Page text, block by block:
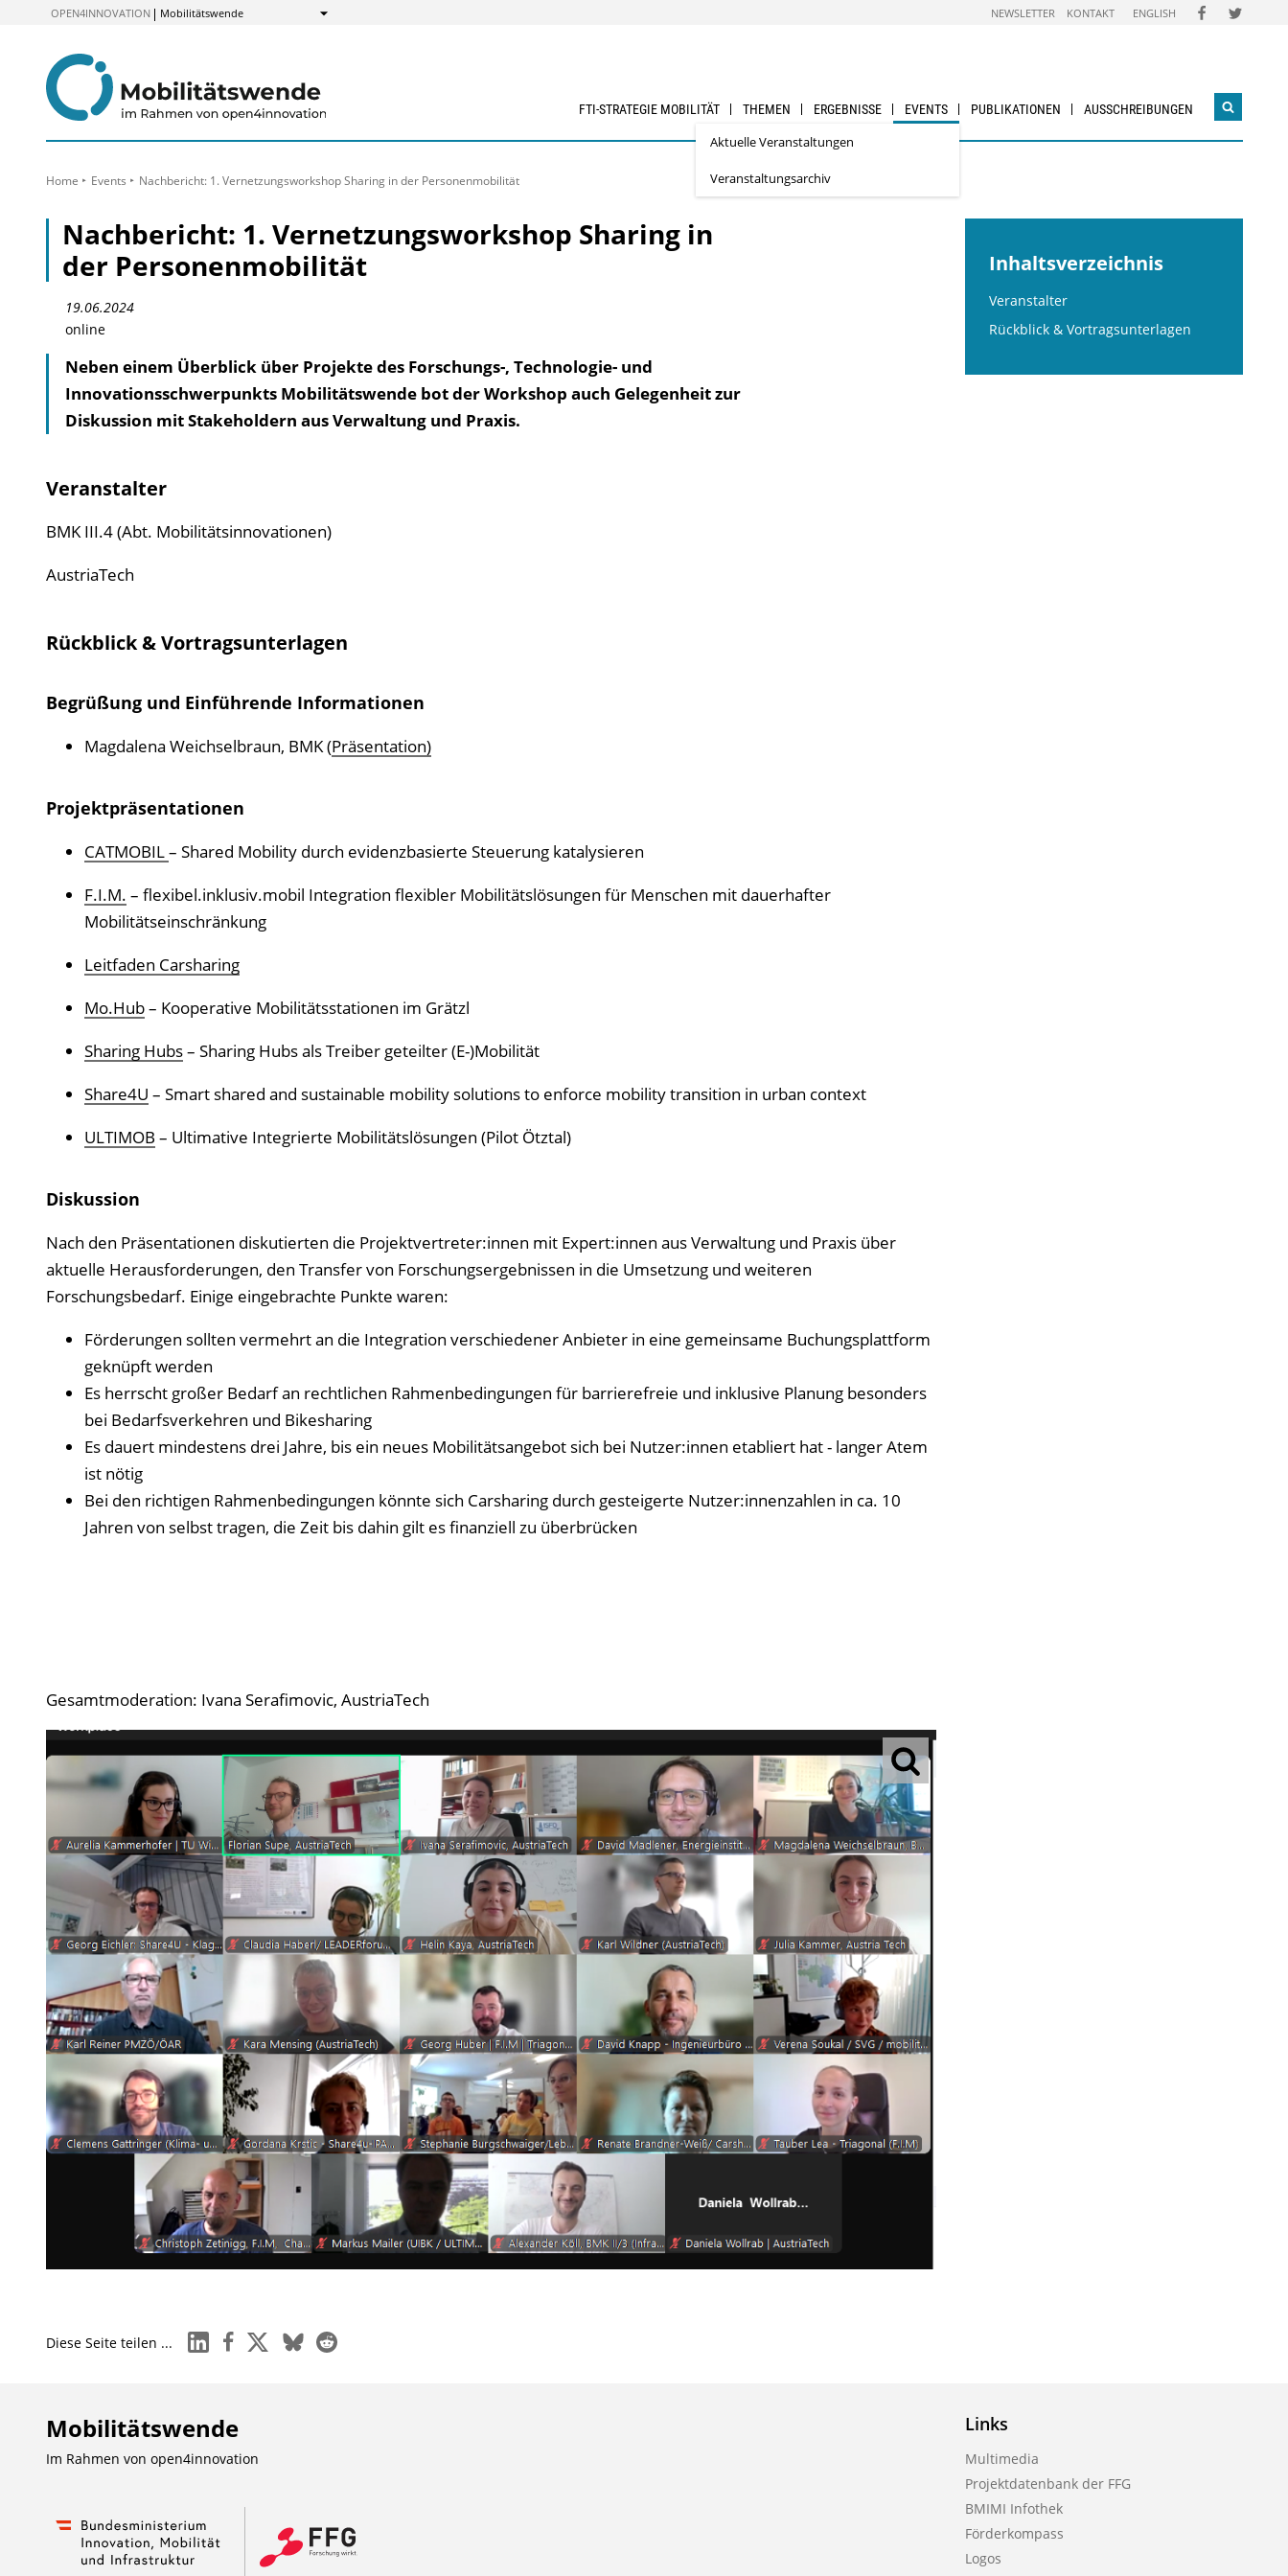
OPEN4INNOVATION Mobilitätswende
Anzeigen
NEWSLETTER KONTAKT ENGLISH FOLGEN
SIE
FOLGEN
SIE
FTI-STRATEGIE MOBILITÄT THEMEN ERGEBNISSE EVENTS
Aktuelle Veranstaltungen
Veranstaltungsarchiv
PUBLIKATIONEN AUSSCHREIBUNGEN
Home Events Nachbericht: 1. Vernetzungsworkshop Sharing in der Personenmobilität
Nachbericht: 1. Vernetzungsworkshop Sharing in
der Personenmobilität
19.06.2024
online
Neben einem Überblick über Projekte des Forschungs-, Technologie- und
Innovationsschwerpunkts Mobilitätswende bot der Workshop auch Gelegenheit zur
Diskussion mit Stakeholdern aus Verwaltung und Praxis.
Veranstalter
BMK III.4 (Abt. Mobilitätsinnovationen)
AustriaTech
Rückblick & Vortragsunterlagen
Begrüßung und Einführende Informationen
Magdalena Weichselbraun, BMK (Präsentation)
Projektpräsentationen
CATMOBIL– Shared Mobility durch evidenzbasierte Steuerung katalysieren
F.I.M. – flexibel.inklusiv.mobil Integration flexibler Mobilitätslösungen für Menschen mit dauerhafter
Mobilitätseinschränkung
Leitfaden Carsharing
Mo.Hub– Kooperative Mobilitätsstationen im Grätzl
Sharing Hubs– Sharing Hubs als Treiber geteilter (E-)Mobilität
Share4U – Smart shared and sustainable mobility solutions to enforce mobility transition in urban context
ULTIMOB – Ultimative Integrierte Mobilitätslösungen (Pilot Ötztal)
Diskussion
Nach den Präsentationen diskutierten die Projektvertreter:innen mit Expert:innen aus Verwaltung und Praxis über
aktuelle Herausforderungen, den Transfer von Forschungsergebnissen in die Umsetzung und weiteren
Forschungsbedarf. Einige eingebrachte Punkte waren:
Förderungen sollten vermehrt an die Integration verschiedener Anbieter in eine gemeinsame Buchungsplattform
geknüpft werden
Es herrscht großer Bedarf an rechtlichen Rahmenbedingungen für barrierefreie und inklusive Planung besonders
bei Bedarfsverkehren und Bikesharing
Es dauert mindestens drei Jahre, bis ein neues Mobilitätsangebot sich bei Nutzer:innen etabliert hat - langer Atem
ist nötig
Bei den richtigen Rahmenbedingungen könnte sich Carsharing durch gesteigerte Nutzer:innenzahlen in ca. 10
Jahren von selbst tragen, die Zeit bis dahin gilt es finanziell zu überbrücken
Gesamtmoderation: Ivana Serafimovic, AustriaTech
Inhaltsverzeichnis
Veranstalter
Rückblick & Vortragsunterlagen
Diese Seite teilen ... linkedinfacebook
x blueskyreddit
Mobilitätswende
Im Rahmen von open4innovation
Links
Multimedia
Projektdatenbank der FFG
BMIMI Infothek
Förderkompass
Logos